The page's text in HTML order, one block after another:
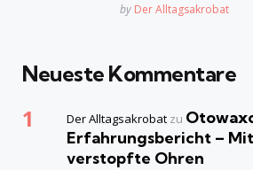
Posted
by Der Alltagsakrobat
Neueste Kommentare
Der Alltagsakrobat zu
Erfahrungsbericht –
verstopfte Ohren